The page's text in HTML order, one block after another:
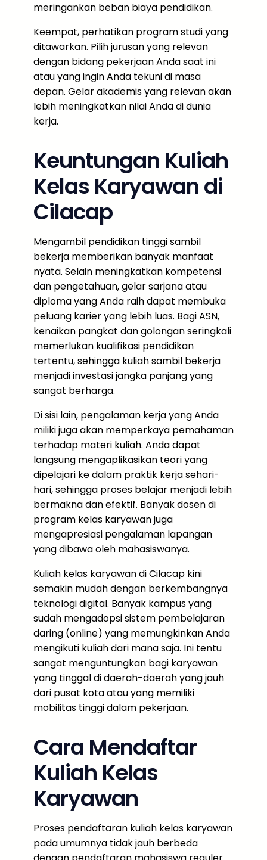
meringankan beban biaya pendidikan.
Keempat, perhatikan program studi yang
ditawarkan. Pilih jurusan yang relevan
dengan bidang pekerjaan Anda saat ini
atau yang ingin Anda tekuni di masa
depan. Gelar akademis yang relevan akan
lebih meningkatkan nilai Anda di dunia
kerja.
Keuntungan Kuliah
Kelas Karyawan di
Cilacap
Mengambil pendidikan tinggi sambil
bekerja memberikan banyak manfaat
nyata. Selain meningkatkan kompetensi
dan pengetahuan, gelar sarjana atau
diploma yang Anda raih dapat membuka
peluang karier yang lebih luas. Bagi ASN,
kenaikan pangkat dan golongan seringkali
memerlukan kualifikasi pendidikan
tertentu, sehingga kuliah sambil bekerja
menjadi investasi jangka panjang yang
sangat berharga.
Di sisi lain, pengalaman kerja yang Anda
miliki juga akan memperkaya pemahaman
terhadap materi kuliah. Anda dapat
langsung mengaplikasikan teori yang
dipelajari ke dalam praktik kerja sehari-
hari, sehingga proses belajar menjadi lebih
bermakna dan efektif. Banyak dosen di
program kelas karyawan juga
mengapresiasi pengalaman lapangan
yang dibawa oleh mahasiswanya.
Kuliah kelas karyawan di Cilacap kini
semakin mudah dengan berkembangnya
teknologi digital. Banyak kampus yang
sudah mengadopsi sistem pembelajaran
daring (online) yang memungkinkan Anda
mengikuti kuliah dari mana saja. Ini tentu
sangat menguntungkan bagi karyawan
yang tinggal di daerah-daerah yang jauh
dari pusat kota atau yang memiliki
mobilitas tinggi dalam pekerjaan.
Cara Mendaftar
Kuliah Kelas
Karyawan
Proses pendaftaran kuliah kelas karyawan
pada umumnya tidak jauh berbeda